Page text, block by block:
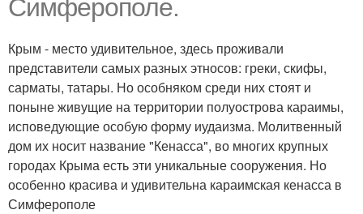
Симферополе.
Крым - место удивительное, здесь проживали
представители самых разных этносов: греки, скифы,
сарматы, татары. Но особняком среди них стоят и
поныне живущие на территории полуострова караимы,
исповедующие особую форму иудаизма. Молитвенный
дом их носит название "Кенасса", во многих крупных
городах Крыма есть эти уникальные сооружения. Но
особенно красива и удивительна караимская кенасса в
Симферополе